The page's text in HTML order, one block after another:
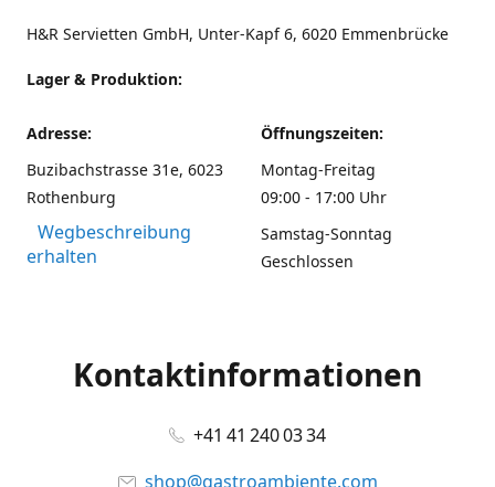
H&R Servietten GmbH, Unter-Kapf 6, 6020 Emmenbrücke
Lager & Produktion:
Adresse:
Buzibachstrasse 31e, 6023
Rothenburg
Wegbeschreibung
erhalten
Öffnungszeiten:
Montag-Freitag
09:00 - 17:00 Uhr
Samstag-Sonntag
Geschlossen
Kontaktinformationen
+41 41 240 03 34
shop@gastroambiente.com